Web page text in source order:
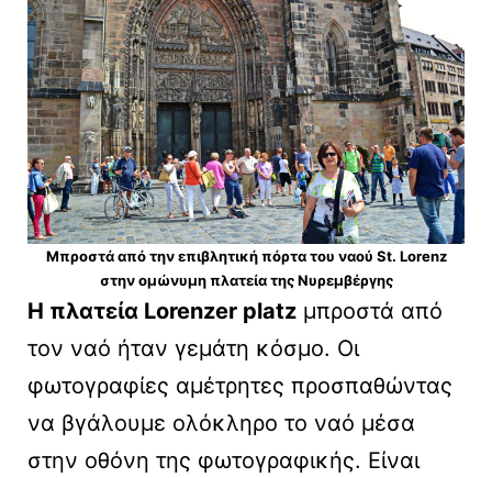
Μπροστά από την επιβλητική πόρτα του ναού St. Lorenz
στην ομώνυμη πλατεία της Νυρεμβέργης
H πλατεία Lorenzer platz μπροστά από
τον ναό ήταν γεμάτη κόσμο. Οι
φωτογραφίες αμέτρητες προσπαθώντας
να βγάλουμε ολόκληρο το ναό μέσα
στην οθόνη της φωτογραφικής. Είναι